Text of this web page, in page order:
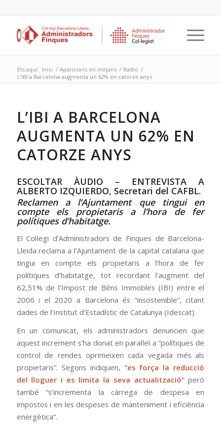
Ets aquí: Inici / Aparicions en mitjans / Radio /
L’IBI a Barcelona augmenta un 62% en catorze anys
L’IBI A BARCELONA
AUGMENTA UN 62% EN
CATORZE ANYS
ESCOLTAR ÀUDIO – ENTREVISTA A
ALBERTO IZQUIERDO, Secretari del CAFBL.
Reclamen a l’Ajuntament que tingui en
compte els propietaris a l’hora de fer
polítiques d’habitatge.
El Col·legi d’Administradors de Finques de Barcelona-
Lleida reclama a l’Ajuntament de la capital catalana que
tingui en compte els propietaris a l’hora de fer
polítiques d’habitatge, tot recordant l’augment del
62,51% de l’Impost de Béns Immobles (IBI) entre el
2006 i el 2020 a Barcelona és “insostenible”, citant
dades de l’Institut d’Estadístic de Catalunya (Idescat).
En un comunicat, els administradors denuncien que
aquest increment s’ha donat en paral·lel a “polítiques de
control de rendes oprimeixen cada vegada més als
propietaris”. Segons indiquen, “es força la reducció
del lloguer i es limita la seva actualització”però
també “s’incrementa la càrrega de despesa en
impostos i en les despeses de manteniment i eficiència
energètica”.